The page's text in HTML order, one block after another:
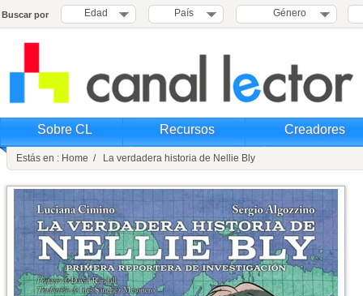
Buscar por Edad País Género
Sobre CL Recursos Creadores
Estás en : Home / La verdadera historia de Nellie Bly